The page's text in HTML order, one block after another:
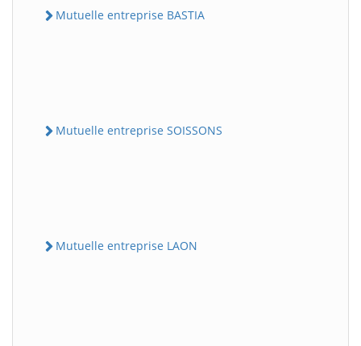
Mutuelle entreprise BASTIA
Mutuelle entreprise SOISSONS
Mutuelle entreprise LAON